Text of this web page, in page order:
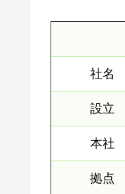
社名
設立
本社
拠点